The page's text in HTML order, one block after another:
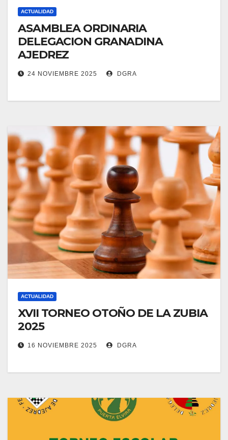
ACTUALIDAD
ASAMBLEA ORDINARIA
DELEGACION GRANADINA
AJEDREZ
24 NOVIEMBRE 2025 DGRA
ACTUALIDAD
XVII TORNEO OTOÑO DE LA ZUBIA
2025
16 NOVIEMBRE 2025 DGRA